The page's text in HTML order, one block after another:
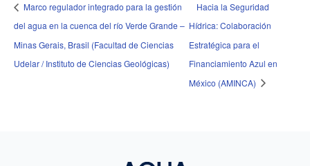
Marco regulador integrado para la gestión
del agua en la cuenca del río Verde Grande –
Minas Gerais, Brasil (Facultad de Ciencias
Udelar / Instituto de Ciencias Geológicas)
Hacia la Seguridad
Hídrica: Colaboración
Estratégica para el
Financiamiento Azul en
México (AMINCA)